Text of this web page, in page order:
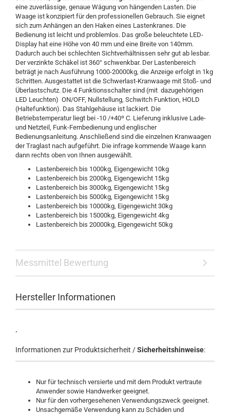
eine zuverlässige, genaue Wägung von hängenden Lasten. Die
Waage ist konzipiert für den professionellen Gebrauch. Sie eignet
sich zum Anhängen an den Haken eines Lastenkranes. Die
Bedienung ist leicht und problemlos. Das große beleuchtete LED-
Display hat eine Höhe von 40 mm und eine Breite von 140mm.
Dadurch auch bei schlechten Sichtverhältnissen sehr gut ab lesbar.
Der verzinkte Schäkel ist 360° schwenkbar. Der Lastenbereich
beträgt je nach Ausführung 1000-20000kg, die Anzeige erfolgt in 1kg
Schritten. Ausgestattet ist die Schwerlast-Kranwaage mit Stoß- und
Überlastschutz. Die 4 Funktionsschalter sind (mit dazugehörigen
LED Leuchten) ON/OFF, Nullstellung, Schwitch Funktion, HOLD
(Haltefunktion). Das Stahlgehäuse ist lackiert. Die
Betriebstemperatur liegt bei -10 /+40º C. Lieferung inklusive Lade-
und Netzteil, Funk-Fernbedienung und englischer
Bedienungsanleitung. Anschließend sind die einzelnen Kranwaagen
der Traglast nach aufgeführt. Die infrage kommende Waage kann
dann rechts oben von Ihnen ausgewählt.
Lastenbereich bis 1000kg, Eigengewicht 10kg
Lastenbereich bis 2000kg, Eigengewicht 15kg
Lastenbereich bis 3000kg, Eigengewicht 15kg
Lastenbereich bis 5000kg, Eigengewicht 15kg
Lastenbereich bis 10000kg, Eigengewicht 30kg
Lastenbereich bis 15000kg, Eigengewicht 4kg
Lastenbereich bis 20000kg, Eigengewicht 50kg
Messmittel Bewertung
Hersteller Informationen
.
Informationen zur Produktsicherheit /Sicherheitshinweise:
Nur für technisch versierte und mit dem Produkt vertraute
Anwender sowie Handwerker geeignet.
Nur für den vorhergesehenen Verwendungszweck geeignet.
Unsachgemäße Verwendung kann zu Schäden und